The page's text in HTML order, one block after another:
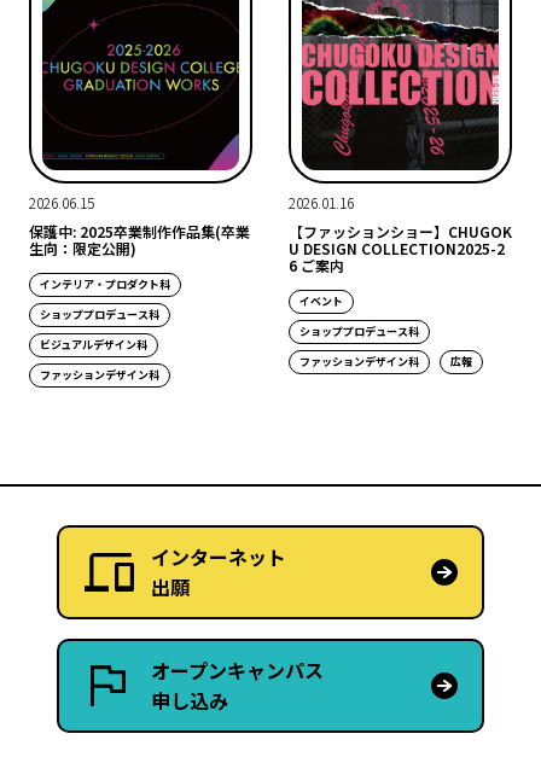
2026.06.15
保護中: 2025卒業制作作品集(卒業
生向：限定公開)
インテリア・プロダクト科
ショッププロデュース科
ビジュアルデザイン科
ファッションデザイン科
2026.01.16
【ファッションショー】CHUGOK
U DESIGN COLLECTION2025-2
6 ご案内
イベント
ショッププロデュース科
ファッションデザイン科
広報
インターネット
出願
オープンキャンパス
申し込み